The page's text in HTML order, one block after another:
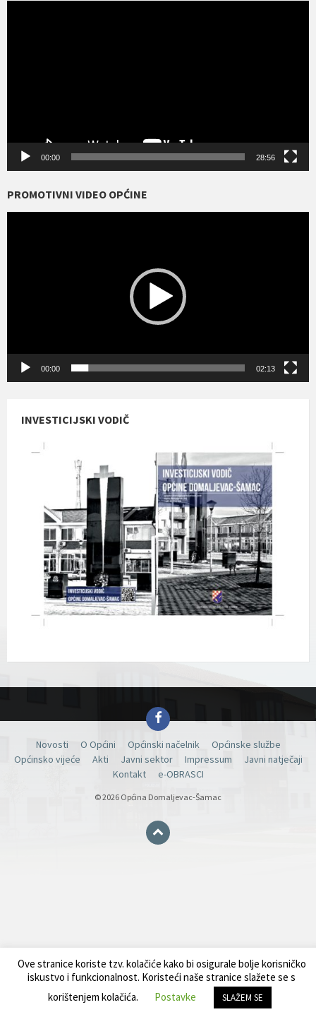
00:00 28:56
PROMOTIVNI VIDEO OPĆINE
00:00 02:13
INVESTICIJSKI VODIČ
Facebook
Novosti O Općini Općinski načelnik
Općinske službe
Općinsko vijeće
Akti Javni sektor Impressum
Javni natječaji
Kontakt
e-OBRASCI
© 2026 Općina Domaljevac-Šamac
Ove stranice koriste tzv. kolačiće kako bi osigurale bolje korisničko
iskustvo i funkcionalnost. Koristeći naše stranice slažete se s
korištenjem kolačića.
Postavke SLAŽEM SE